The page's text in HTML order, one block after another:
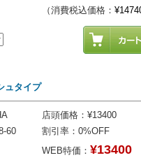
（消費税込価格：
ュタイプ
店頭価格：¥13400
60
割引率：0%OFF
WEB特価： ¥13400